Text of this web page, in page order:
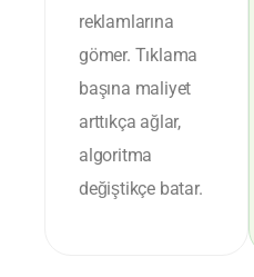
reklamlarına
gömer. Tıklama
başına maliyet
arttıkça ağlar,
algoritma
değiştikçe batar.